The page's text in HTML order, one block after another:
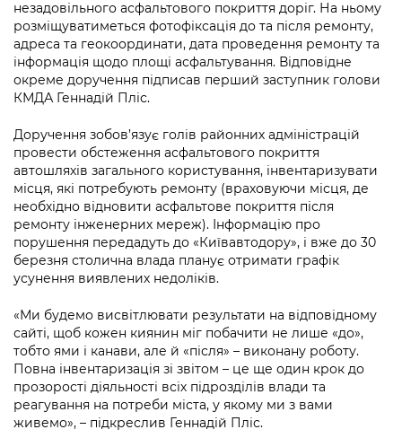
Підприємства, установи, організації
Kyiv International Relations
Річні звіти
Безбар'єрність
Київська міська військова адміністрація
Портал Захисників та Захисниць
Безбар'єрність
Портал послуг
Міський застосунок Київ Цифровий
Важливе під час воєнного стану
Уряд» – місцевий рівень»
Важливе під час воєнного стану
Про відкриті дані
Портал даних Києва
Публічні дашборди
незадовільного асфальтового покриття доріг. На ньому
розміщуватиметься фотофіксація до та після ремонту,
адреса та геокоординати, дата проведення ремонту та
інформація щодо площі асфальтування. Відповідне
окреме доручення підписав перший заступник голови
КМДА Геннадій Пліс.
Доручення зобов’язує голів районних адміністрацій
провести обстеження асфальтового покриття
автошляхів загального користування, інвентаризувати
місця, які потребують ремонту (враховуючи місця, де
необхідно відновити асфальтове покриття після
ремонту інженерних мереж). Інформацію про
порушення передадуть до «Київавтодору», і вже до 30
березня столична влада планує отримати графік
усунення виявлених недоліків.
«Ми будемо висвітлювати результати на відповідному
сайті, щоб кожен киянин міг побачити не лише «до»,
тобто ями і канави, але й «після» – виконану роботу.
Повна інвентаризація зі звітом – це ще один крок до
прозорості діяльності всіх підрозділів влади та
реагування на потреби міста, у якому ми з вами
живемо», – підкреслив Геннадій Пліс.